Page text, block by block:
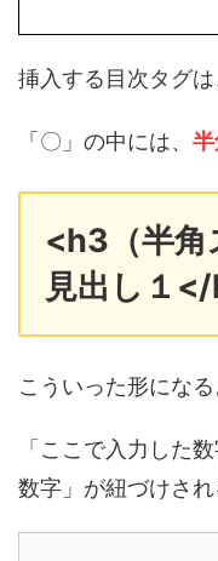
挿入する目次タグは
「〇」の中には、
<h3（半角
見出し１
こういった形にな
「ここで入力した
数字」が紐づけされ